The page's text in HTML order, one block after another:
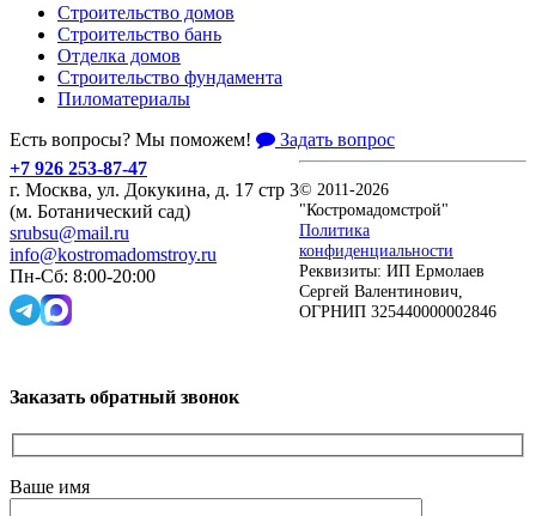
Строительство домов
Строительство бань
Отделка домов
Строительство фундамента
Пиломатериалы
Есть вопросы? Мы поможем!
Задать вопрос
+7 926 253-87-47
г. Москва, ул. Докукина, д. 17 стр 3
(м. Ботанический сад)
srubsu@mail.ru
info@kostromadomstroy.ru
Пн-Сб: 8:00-20:00
© 2011-2026
"Костромадомстрой"
Политика
конфиденциальности
Реквизиты: ИП Ермолаев
Сергей Валентинович,
ОГРНИП 325440000002846
Заказать обратный звонок
Ваше имя